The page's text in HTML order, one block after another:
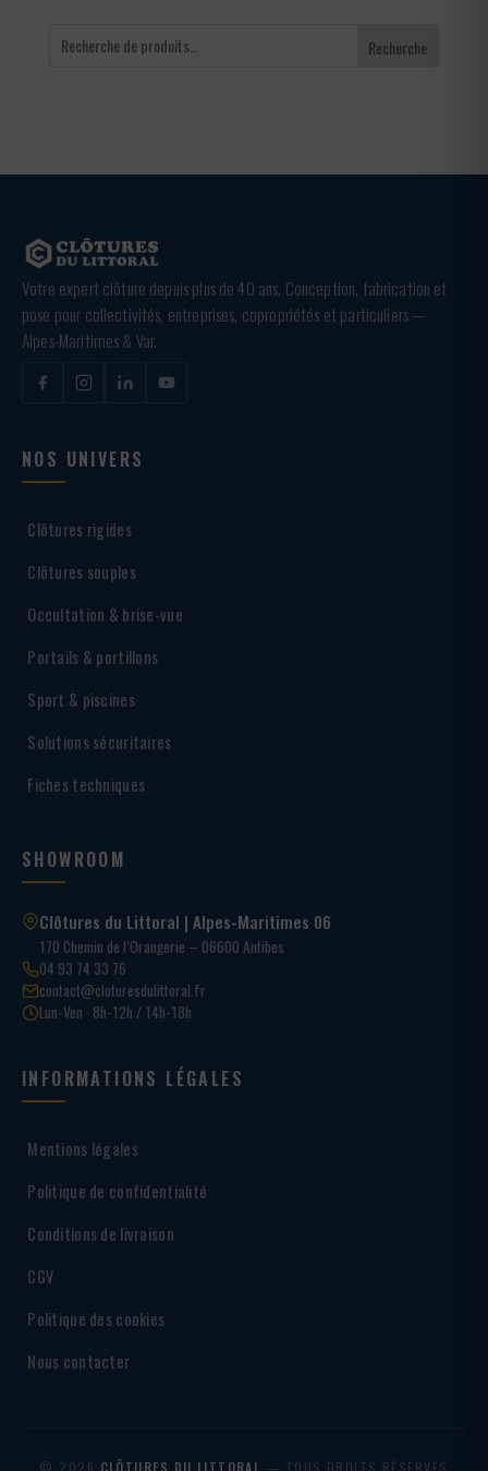
Recherche
Votre expert clôture depuis plus de 40 ans. Conception, fabrication et
pose pour collectivités, entreprises, copropriétés et particuliers —
Alpes-Maritimes & Var.
NOS UNIVERS
Clôtures rigides
Clôtures souples
Occultation & brise-vue
Portails & portillons
Sport & piscines
Solutions sécuritaires
Fiches techniques
SHOWROOM
Clôtures du Littoral | Alpes-Maritimes 06
170 Chemin de l’Orangerie – 06600 Antibes
04 93 74 33 76
contact@cloturesdulittoral.fr
Lun-Ven · 8h-12h / 14h-18h
INFORMATIONS LÉGALES
Mentions légales
Politique de confidentialité
Conditions de livraison
CGV
Politique des cookies
Nous contacter
© 2026 CLÔTURES DU LITTORAL — TOUS DROITS RÉSERVÉS